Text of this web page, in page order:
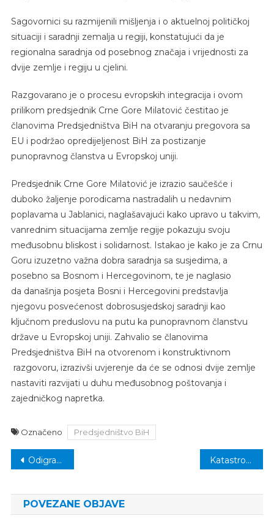
Sagovornici su razmijenili mišlјenja i o aktuelnoj pоlitičkој
situaciji i saradnji zemalja u regiji, konstatujući da je
regionalna saradnja od posebnog značaja i vrijednosti zа
dviје zеmlје i rеgiju u cјеlini.
Razgovarano je o procesu evropskih integracija i ovom
prilikom predsjednik Crne Gore Milatović čestitao je
članovima Predsjedništva BiH na otvaranju pregovora sa
EU i podržao opredijeljenost BiH za postizanje
punopravnog članstva u Evropskoj uniji.
Predsjednik Crne Gore Milatović je izrazio saučešće i
duboko žaljenje porodicama nastradalih u nedavnim
poplavama u Jablanici, naglašavajući kako upravo u takvim,
vanrednim situacijama zemlje regije pokazuju svoju
međusobnu bliskost i solidarnost. Istakao je kako je za Crnu
Goru izuzetno važna dobra saradnja sa susjedima, a
posebno sa Bosnom i Hercegovinom, te je naglasio
da današnja posjeta Bosni i Hercegovini predstavlja
njegovu posvećenost dobrosusjedskoj saradnji kao
ključnom preduslovu na putu ka punopravnom članstvu
države u Evropskoj uniji. Zahvalio se članovima
Predsjedništva BiH na otvorenom i konstruktivnom
razgovoru, izrazivši uvjerenje da će se odnosi dvije zemlje
nastaviti razvijati u duhu međusobnog poštovanja i
zajedničkog napretka.
Označeno Predsjedništvo BiH
Navigacija
Odigrana većina susreta 1/16 finala Kupa BiH Katastrofa u Španiji: Poplava nosila sve pred sobom, najmanje 51 osoba poginula
POVEZANE OBJAVE